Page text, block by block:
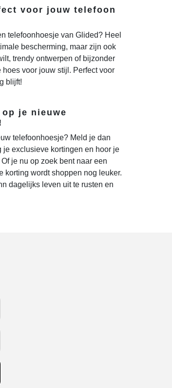
voor jouw telefoon
telefoonhoesje van Glided? Heel
bescherming, maar zijn ook
trendy ontwerpen of bijzonder
voor jouw stijl. Perfect voor
blijft!
je nieuwe
telefoonhoesje? Meld je dan
exclusieve kortingen en hoor je
je nu op zoek bent naar een
korting wordt shoppen nog leuker.
dagelijks leven uit te rusten en